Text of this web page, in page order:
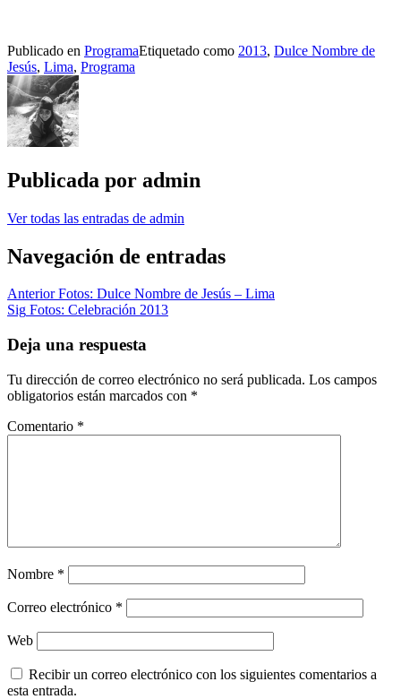
Publicado en ProgramaEtiquetado como 2013, Dulce Nombre de
Jesús, Lima, Programa
Publicada por admin
Ver todas las entradas de admin
Navegación de entradas
Anterior Fotos: Dulce Nombre de Jesús – Lima
Sig Fotos: Celebración 2013
Deja una respuesta
Tu dirección de correo electrónico no será publicada. Los campos
obligatorios están marcados con *
Comentario *
Nombre *
Correo electrónico *
Web
Recibir un correo electrónico con los siguientes comentarios a
esta entrada.